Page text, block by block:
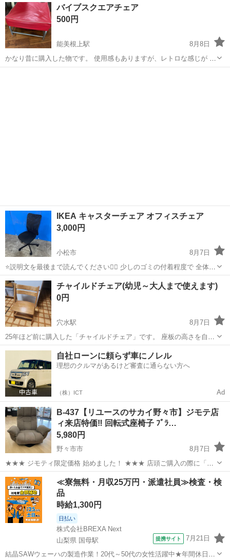
モティを見た」と言っていただくと、ジモティ限定価格(表示価格より
7%O...
石川 金沢市 東金沢駅
バイブスクエアチェア
500円
能美根上駅
8月8日
かなり昔に購入した物です。 使用感もありますが、レトロな感じが 好
きな方で良かったら宜しくお願いします。 自宅保管期間は長いです。
IKEA キャスターチェア オフィスチェア
3,000円
小松市
8月7日
⭐️説明文を最後まで読んでください🙇‍♀️ 少しのゴミの付着程度で 全体的
に綺麗です 座るとキャスターが動くタイプです メーカー：IKEA サイ
ズは画像参照 ☑︎受け渡しについて🌼 基本的に小松市若杉町にあります
保管...
石川 小松市 椅子
チャイルドチェア(幼児～大人まで使えます)
0円
穴水駅
8月7日
25年ほど前に購入した「チャイルドチェア」です。 座板の高さを自由
に変えて、幼児から大人まで利用できる組立式の椅子です。 組み立て
た状態でのお引き渡しとなります。 (L字レンチ付き) 【購入時価格】
12000円ぐらい 【サ...
石川 鳳珠郡 穴水駅 椅子
自社ローンに頼らず車にノレル
理想のクルマがあるけど審査に通らない方へ
（株）ICT Ad
B-437【リユースのサカイ野々市】ジモテ店
ィ来店特価‼ 回転式座椅子 ﾌﾞﾗ…
5,980円
野々市市
8月7日
★★★ ジモティ限定価格 始めました！ ★★★ 店頭ご購入の際に「ジ
モティを見た」と言っていただくと、ジモティ限定価格(表示価格より
7%OFF)でのご購入が可能です。 是非、店頭にてスタッフまでお伝え
くださいませ...
石川 野々市市 椅子 サカイ
≪寮無料・月収25万円・派遣社員≫検査・検
品
時給1,300円
日払い
株式会社BREXA Next
山梨県 国母駅
提携サイト 7月21日
結晶SAWウェーハの製造作業！20代～50代の女性活躍中★年間休日